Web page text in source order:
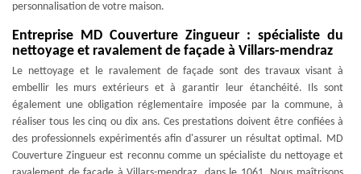
personnalisation de votre maison.
Entreprise MD Couverture Zingueur : spécialiste du
nettoyage et ravalement de façade à Villars-mendraz
Le nettoyage et le ravalement de façade sont des travaux visant à
embellir les murs extérieurs et à garantir leur étanchéité. Ils sont
également une obligation réglementaire imposée par la commune, à
réaliser tous les cinq ou dix ans. Ces prestations doivent être confiées à
des professionnels expérimentés afin d'assurer un résultat optimal. MD
Couverture Zingueur est reconnu comme un spécialiste du nettoyage et